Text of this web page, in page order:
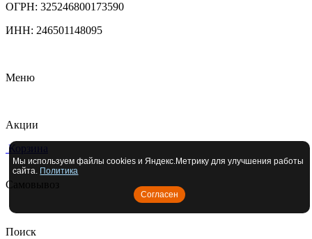
ОГРН: 325246800173590
ИНН: 246501148095
Меню
Акции
Корзина
Самовывоз
Поиск
Мы используем файлы cookies и Яндекс.Метрику для улучшения работы
сайта. Политика
Согласен